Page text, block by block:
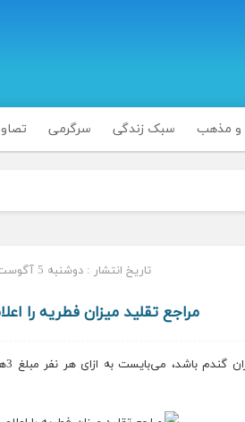
و مذهب سبک زندگی سرگرمی
تاریخ انتشار : دوشنبه 5 آگوست 2013 - 10:45
مراجع تقلید میزان فطریه را